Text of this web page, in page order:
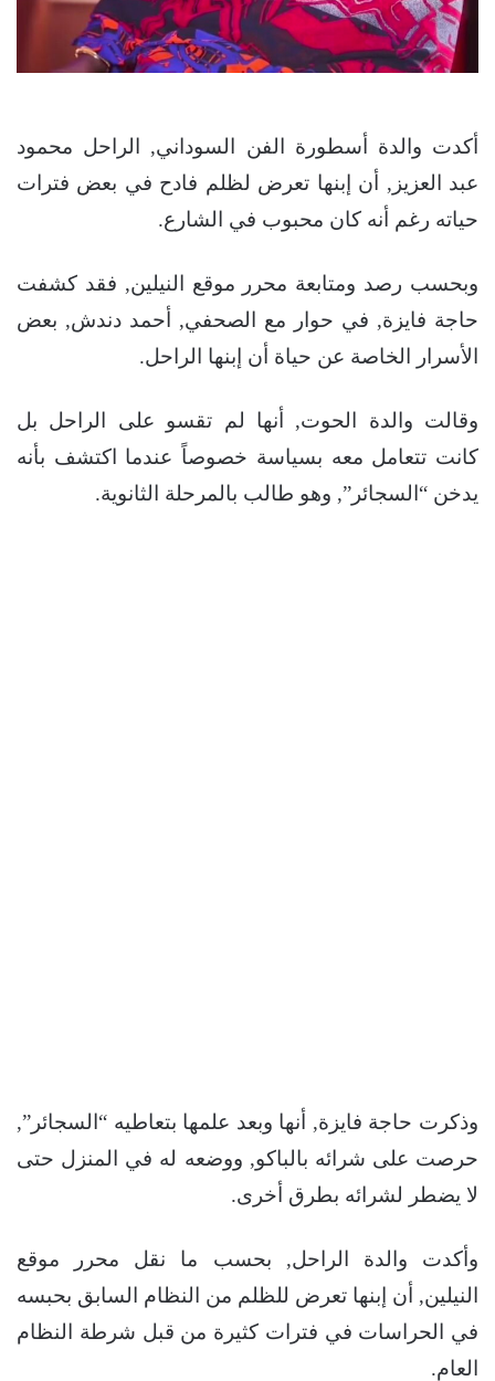
أكدت والدة أسطورة الفن السوداني, الراحل محمود
عبد العزيز, أن إبنها تعرض لظلم فادح في بعض فترات
حياته رغم أنه كان محبوب في الشارع.
وبحسب رصد ومتابعة محرر موقع النيلين, فقد كشفت
حاجة فايزة, في حوار مع الصحفي, أحمد دندش, بعض
الأسرار الخاصة عن حياة أن إبنها الراحل.
وقالت والدة الحوت, أنها لم تقسو على الراحل بل
كانت تتعامل معه بسياسة خصوصاً عندما اكتشف بأنه
يدخن “السجائر”, وهو طالب بالمرحلة الثانوية.
وذكرت حاجة فايزة, أنها وبعد علمها بتعاطيه “السجائر”,
حرصت على شرائه بالباكو, ووضعه له في المنزل حتى
لا يضطر لشرائه بطرق أخرى.
وأكدت والدة الراحل, بحسب ما نقل محرر موقع
النيلين, أن إبنها تعرض للظلم من النظام السابق بحبسه
في الحراسات في فترات كثيرة من قبل شرطة النظام
العام.